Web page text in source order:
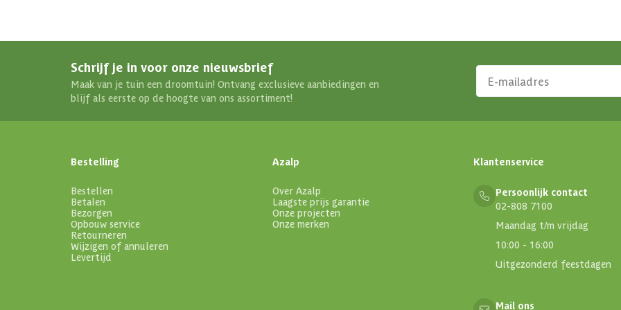
Aantal deuren 1
Doorloophoogte
Maximale sneeuwbelasting
Schrijf je in voor onze nieuwsbrief
Maak van je tuin een droomtuin! Ontvang exclusieve aanbiedingen en
blijf als eerste op de hoogte van ons assortiment!
Bestelling
Bestellen
Betalen
Bezorgen
Opbouw service
Retourneren
Wijzigen of annuleren
Levertijd
Azalp
Over Azalp
Laagste prijs garantie
Onze projecten
Onze merken
Klantenservice
Persoonlijk contact
02-808 7100
Maandag t/m vrijdag
10:00 - 16:00
Uitgezonderd feestdagen
Mail ons